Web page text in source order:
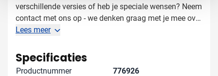
verschillende versies of heb je speciale wensen? Neem
contact met ons op - we denken graag met je mee over
de perfecte bedrukking voor jouw doelgroep!
Lees meer
Specificaties
Productnummer
776926